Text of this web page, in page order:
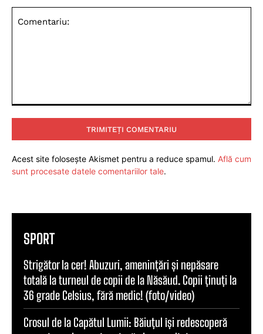
Acest site folosește Akismet pentru a reduce spamul. Află cum
sunt procesate datele comentariilor tale.
SPORT
Strigător la cer! Abuzuri, amenințări și nepăsare
totală la turneul de copii de la Năsăud. Copii ținuți la
36 grade Celsius, fără medic! (foto/video)
Crosul de la Capătul Lumii: Băiuțul își redescoperă